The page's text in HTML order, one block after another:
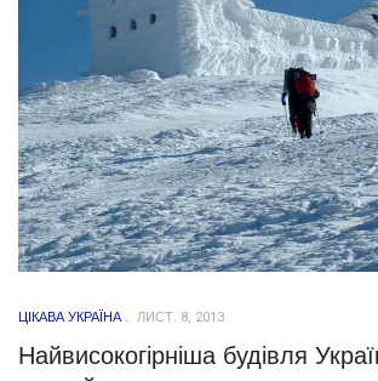
ЦІКАВА УКРАЇНА ЛИСТ. 8, 2013
Найвисокогірніша будівля